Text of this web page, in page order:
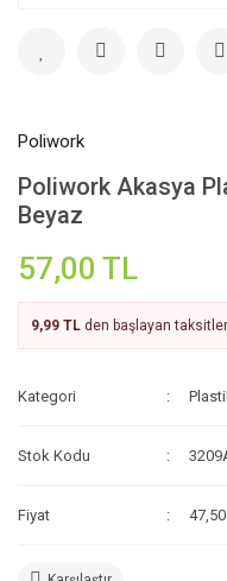
Poliwork
Poliwork Akasya
Beyaz
57,00 TL
9,99 TL den başlayan
Kategori
Stok Kodu
Fiyat